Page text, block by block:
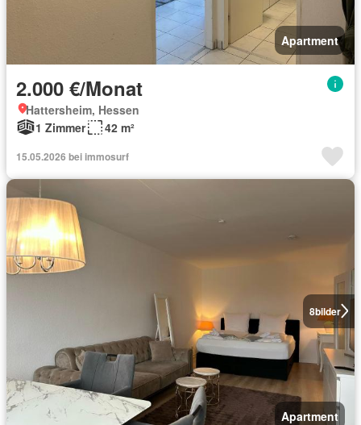
Apartment
2.000 €/Monat
Hattersheim, Hessen
1 Zimmer
42 m²
15.05.2026 bei immosurf
8bilder
Apartment